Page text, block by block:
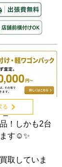
！しかも2台
す☺️✨
取していま
る